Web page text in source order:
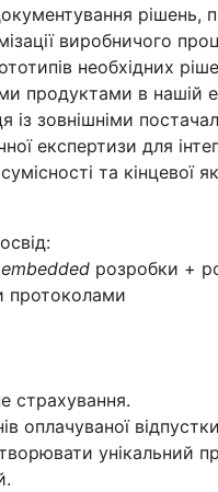
рішень,
виробничого
необхідних
продуктами в нашій
із зовнішніми
експертизи для
та кінцевої
embedded розробки +
протоколами
страхування.
оплачуваної
унікальний